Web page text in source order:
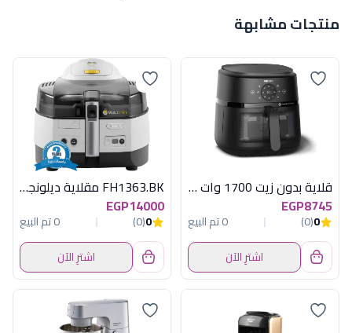
منتجات مشابهة
قلاية بدون زيت 1700 وات 6.2 لتر فيليبس
EGP8745
0
(0)
0 تم البيع
اشترِ الآن
FH1363.BK مقلاية ديلونجى بدون زيت متعددة
EGP14000
0
(0)
0 تم البيع
اشترِ الآن